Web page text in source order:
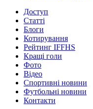
Доступ
Статті
Блоги
Котирування
Рейтинг IFFHS
Кращі голи
Фото
Відео
Спортивні новини
Футбольні новини
Контакти